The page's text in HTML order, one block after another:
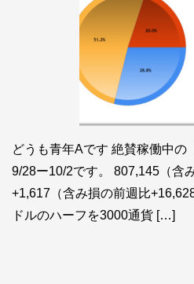
どうも青年Aです 絶賛稼働中の
9/28ー10/2です。 807,145（含
+1,617（含み損の前週比
ドルのハーフを3000通貨 […]